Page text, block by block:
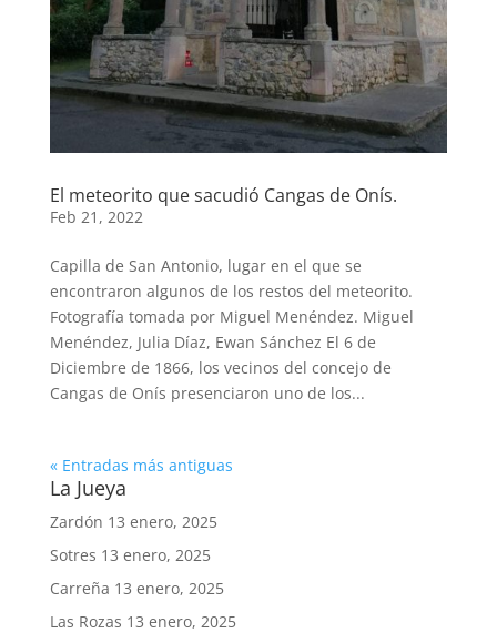
El meteorito que sacudió Cangas de Onís.
Feb 21, 2022
Capilla de San Antonio, lugar en el que se
encontraron algunos de los restos del meteorito.
Fotografía tomada por Miguel Menéndez. Miguel
Menéndez, Julia Díaz, Ewan Sánchez El 6 de
Diciembre de 1866, los vecinos del concejo de
Cangas de Onís presenciaron uno de los...
« Entradas más antiguas
La Jueya
Zardón 13 enero, 2025
Sotres 13 enero, 2025
Carreña 13 enero, 2025
Las Rozas 13 enero, 2025